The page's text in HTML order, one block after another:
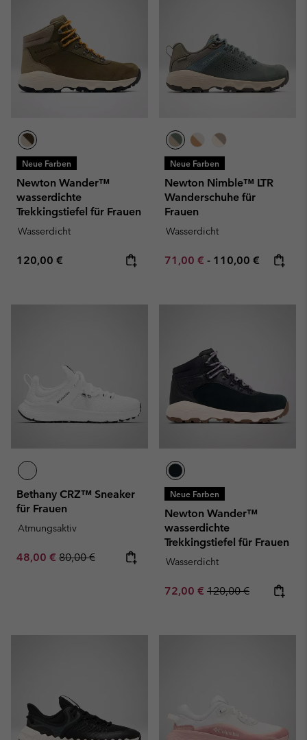
Neue Farben
Newton Wander™
wasserdichte
Trekkingstiefel für Frauen
Wasserdicht
Regular price:
120,00 €
Neue Farben
Newton Nimble™ LTR
Wanderschuhe für
Frauen
Wasserdicht
Minimum sale price:
71,00 € - Maximum price:
110,00 €
Bethany CRZ™ Sneaker
für Frauen
Atmungsaktiv
Sale price:
48,00 € Regular price:
80,00 €
Neue Farben
Newton Wander™
wasserdichte
Trekkingstiefel für Frauen
Wasserdicht
Sale price:
72,00 € Regular price:
120,00 €